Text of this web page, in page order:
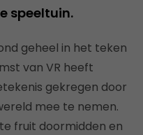
speeltuin.
geheel in het teken
van VR heeft
gekregen door
mee te nemen.
fruit doormidden en